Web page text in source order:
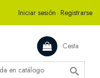
Iniciar sesión · Registrarse
Cesta
